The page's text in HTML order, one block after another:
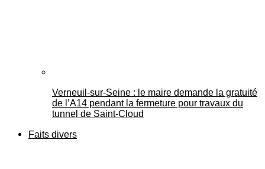
Verneuil-sur-Seine : le maire demande la gratuité
de l’A14 pendant la fermeture pour travaux du
tunnel de Saint-Cloud
Faits divers